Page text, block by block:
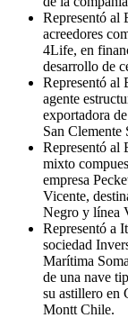
Representó al
acreedores
4Life, en
desarrollo de
Representó al
agente
exportadora
San Clemente
Representó al
mixto
empresa
Vicente,
Negro y línea
Representó a
sociedad
Marítima
de una nave
su astillero en
Montt Chile.